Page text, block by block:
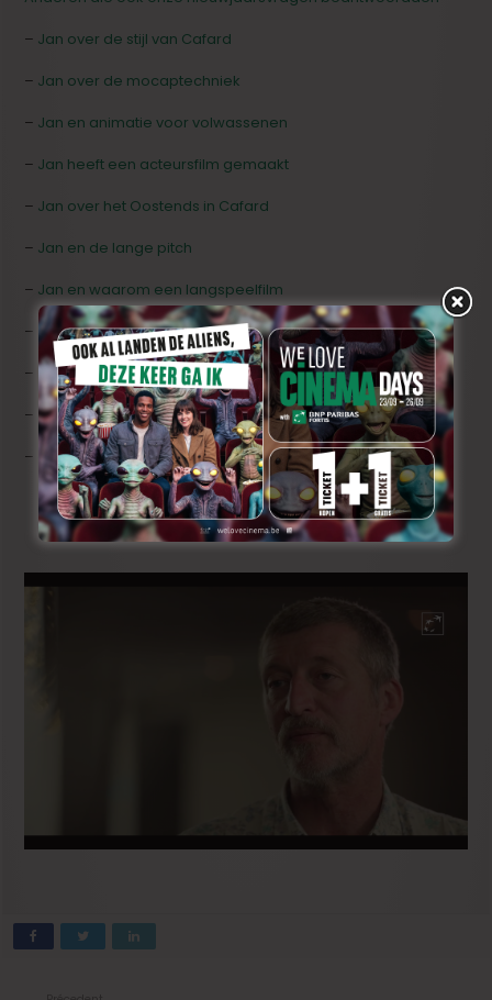
– Jan over de stijl van Cafard
– Jan over de mocaptechniek
– Jan en animatie voor volwassenen
– Jan heeft een acteursfilm gemaakt
– Jan over het Oostends in Cafard
– Jan en de lange pitch
– Jan en waarom een langspeelfilm
– Jan en de aanpak van zijn acteurs
– Jan en het verhaal van Cafard
– Jan maakte Cafard met een kleine ploeg
– de making-of van Cafard